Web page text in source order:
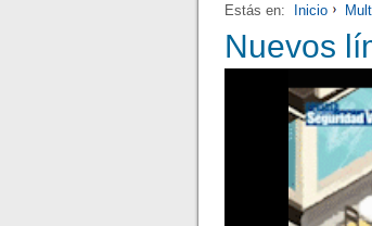
Estás en: Inicio
Nuevos